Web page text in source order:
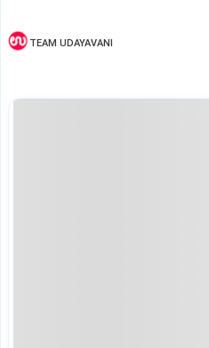
TEAM UDAYAVANI